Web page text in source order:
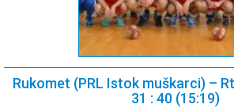
Rukomet (PRL Istok muškarci) –
31 : 40 (15:19)